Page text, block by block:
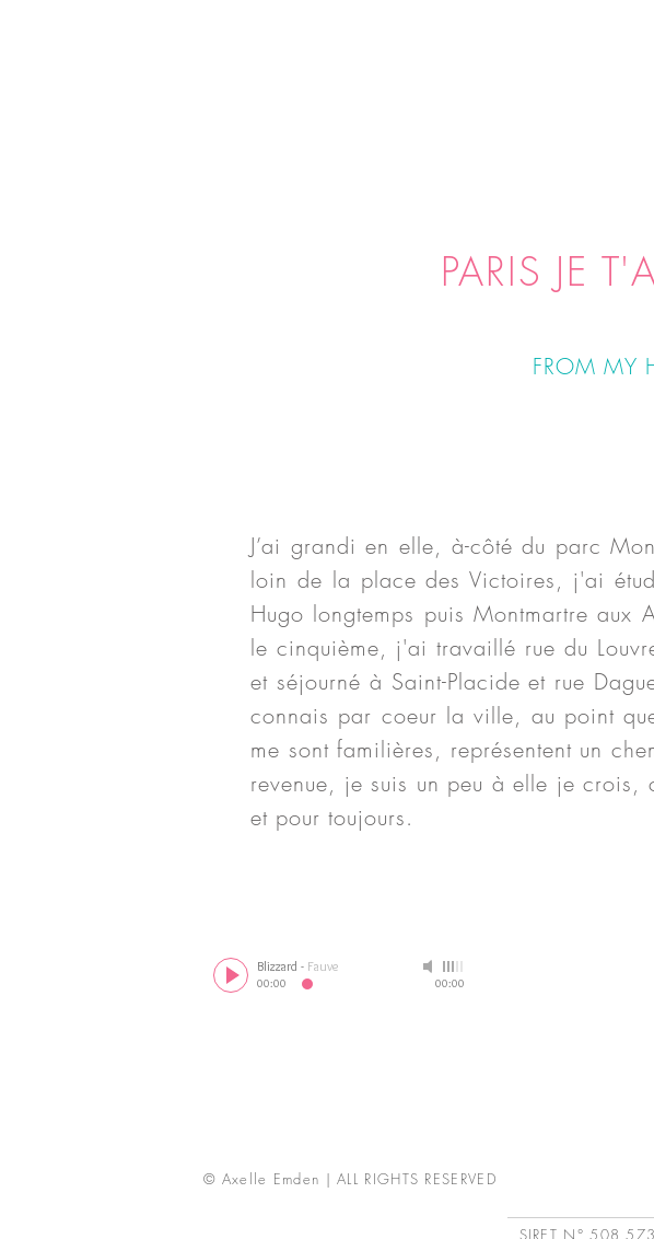
PARIS JE
FROM MY
J’ai grandi en elle, à-côté du parc
loin de la place des Victoires, j'ai
Hugo longtemps puis Montmartre aux
le cinquième, j'ai travaillé rue du
et séjourné à Saint-Placide et rue
connais par coeur la ville, au point
me sont familières, représentent un
revenue, je suis un peu à elle je crois,
et pour toujours.
Blizzard - Fauve
00:00 00:00
© Axelle Emden | ALL RIGHTS RESERVED
SIRET N° 508